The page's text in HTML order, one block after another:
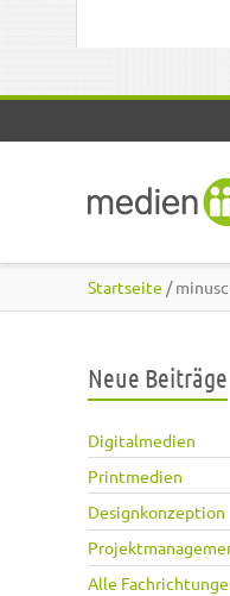
Startseite /
Neue Beiträge
Digitalmedien
Printmedien
Designkonzeption
Alle